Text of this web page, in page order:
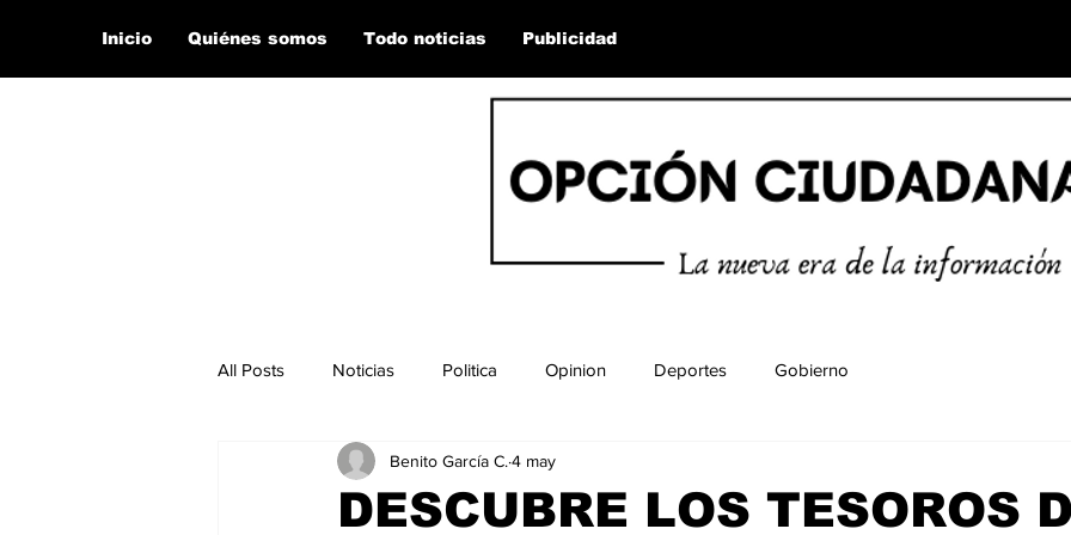
Inicio Quiénes somos Todo noticias Publicidad
All Posts Noticias Politica Opinion Deportes Gobierno
DESCUBRE LOS TESOROS
Benito García C. 4 may